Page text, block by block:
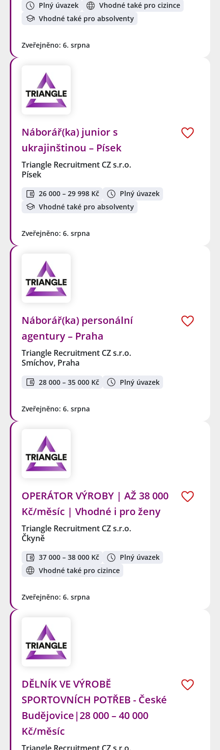
Plný úvazek
Vhodné také pro cizince
Vhodné také pro absolventy
Zveřejněno: 6. srpna
Náborář(ka) junior s
ukrajinštinou – Písek
Triangle Recruitment CZ s.r.o.
Písek
26 000 – 29 998 Kč
Plný úvazek
Vhodné také pro absolventy
Zveřejněno: 6. srpna
Náborář(ka) personální
agentury – Praha
Triangle Recruitment CZ s.r.o.
Smíchov, Praha
28 000 – 35 000 Kč Plný úvazek
Zveřejněno: 6. srpna
OPERÁTOR VÝROBY | AŽ 38 000
Kč/měsíc | Vhodné i pro ženy
Triangle Recruitment CZ s.r.o.
Čkyně
37 000 – 38 000 Kč
Plný úvazek
Vhodné také pro cizince
Zveřejněno: 6. srpna
DĚLNÍK VE VÝROBĚ
SPORTOVNÍCH POTŘEB - České
Budějovice|28 000 – 40 000
Kč/měsíc